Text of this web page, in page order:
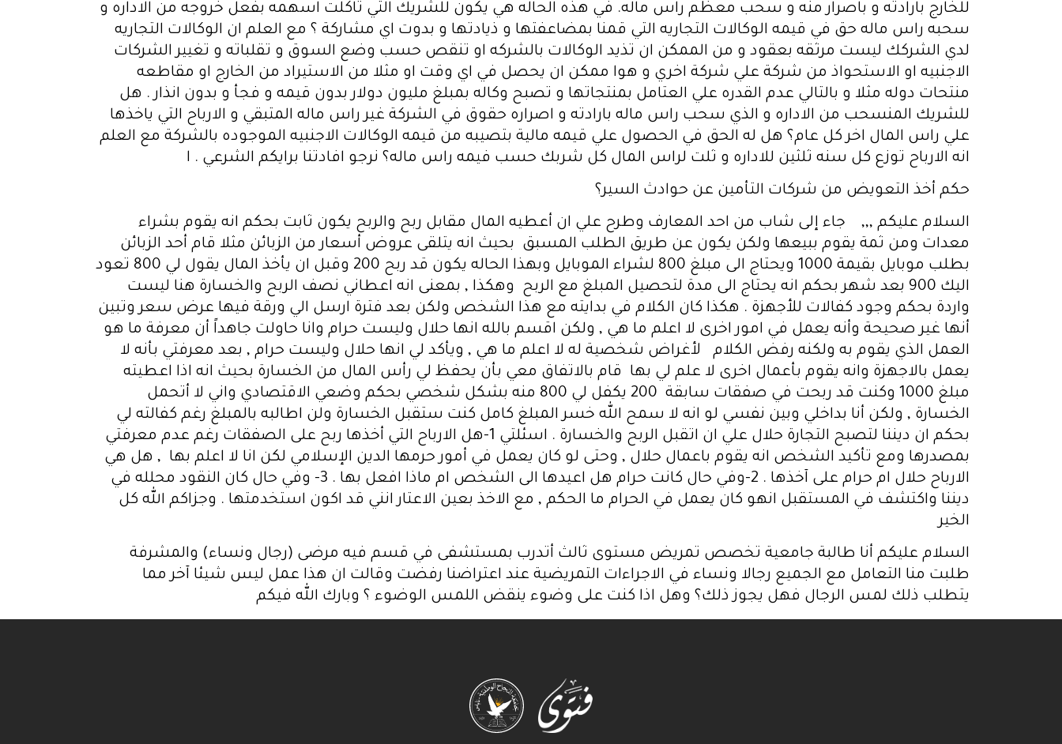
للخارج بارادته و باصرار منه و سحب معظم راس ماله. في هذه الحاله هي يكون للشريك التي تاكلت اسهمه بفعل خروجه من الاداره و
سحبه راس ماله حق في قيمه الوكالات التجاريه التي قمنا بمضاعفتها و ذيادتها و بدوت اي مشاركة ؟ مع العلم ان الوكالات التجاريه
لدي الشركك ليست مرثقه بعقود و من الممكن ان تذيد الوكالات بالشركه او تنقص حسب وضع السوق و تقلباته و تغيير الشركات
الاجنبيه او الاستحواذ من شركة علي شركة اخري و هوا ممكن ان يحصل في اي وقت او مثلا من الاستيراد من الخارج او مقاطعه
منتحات دوله مثلا و بالتالي عدم القدره علي العتامل بمنتجاتها و تصبح وكاله بمبلغ مليون دولار بدون قيمه و فجأ و بدون انذار . هل
للشريك المنسحب من الاداره و الذي سحب راس ماله بارادته و اصراره حقوق في الشركة غير راس ماله المتبقي و الارباح التي ياخذها
علي راس المال اخر كل عام؟ هل له الحق في الحصول علي قيمه مالية بتصيبه من قيمه الوكالات الاجنبيه الموجوده بالشركة مع العلم
انه الارباح توزع كل سنه ثلثين للاداره و ثلت لراس المال كل شربك حسب فيمه راس ماله؟ نرجو افادتنا برايكم الشرعي . ا
حكم أخذ التعويض من شركات التأمين عن حوادث السير؟
السلام عليكم ,,, جاء إلى شاب من احد المعارف وطرح علي ان أعطيه المال مقابل ربح والربح يكون ثابت بحكم انه يقوم بشراء
معدات ومن ثمة يقوم ببيعها ولكن يكون عن طريق الطلب المسبق بحيث انه يتلقى عروض أسعار من الزبائن مثلا قام أحد الزبائن
بطلب موبايل بقيمة 1000 ويحتاج الى مبلغ 800 لشراء الموبايل وبهذا الحاله يكون قد ربح 200 وقبل ان يأخذ المال يقول لي 800 تعود
اليك 900 بعد شهر بحكم انه يحتاج الى مدة لتحصيل المبلغ مع الربح وهكذا , بمعنى انه اعطاني نصف الربح والخسارة هنا ليست
واردة بحكم وجود كفالات للأجهزة . هكذا كان الكلام في بدايته مع هذا الشخص ولكن بعد فترة ارسل الي ورقة فيها عرض سعر وتبين
أنها غير صحيحة وأنه يعمل في امور اخرى لا اعلم ما هي , ولكن اقسم بالله انها حلال وليست حرام وانا حاولت جاهداً أن معرفة ما هو
العمل الذي يقوم به ولكنه رفض الكلام لأغراض شخصية له لا اعلم ما هي , ويأكد لي انها حلال وليست حرام , بعد معرفتي بأنه لا
يعمل بالاجهزة وانه يقوم بأعمال اخرى لا علم لي بها قام بالاتفاق معي بأن يحفظ لي رأس المال من الخسارة بحيث انه اذا اعطيته
مبلغ 1000 وكنت قد ربحت في صفقات سابقة 200 يكفل لي 800 منه بشكل شخصي بحكم وضعي الاقتصادي واني لا أتحمل
الخسارة , ولكن أنا بداخلي وبين نفسي لو انه لا سمح الله خسر المبلغ كامل كنت ستقبل الخسارة ولن اطالبه بالمبلغ رغم كفالته لي
بحكم ان ديننا لتصبح التجارة حلال علي ان اتقبل الربح والخسارة . اسئلتي 1-هل الارباح التي أخذها ربح على الصفقات رغم عدم معرفتي
بمصدرها ومع تأكيد الشخص انه يقوم باعمال حلال , وحتى لو كان يعمل في أمور حرمها الدين الإسلامي لكن انا لا اعلم بها , هل هي
الارباح حلال ام حرام على آخذها . 2-وفي حال كانت حرام هل اعيدها الى الشخص ام ماذا افعل بها . 3- وفي حال كان النقود محلله في
ديننا واكتشف في المستقبل انهو كان يعمل في الحرام ما الحكم , مع الاخذ بعين الاعتار انني قد اكون استخدمتها . وجزاكم الله كل
الخير
السلام عليكم أنا طالبة جامعية تخصص تمريض مستوى ثالث أتدرب بمستشفى في قسم فيه مرضى (رجال ونساء) والمشرفة
طلبت منا التعامل مع الجميع رجالا ونساء في الاجراءات التمريضية عند اعتراضنا رفضت وقالت ان هذا عمل ليس شيئا آخر مما
يتطلب ذلك لمس الرجال فهل يجوز ذلك؟ وهل اذا كنت على وضوء ينقض اللمس الوضوء ؟ وبارك الله فيكم